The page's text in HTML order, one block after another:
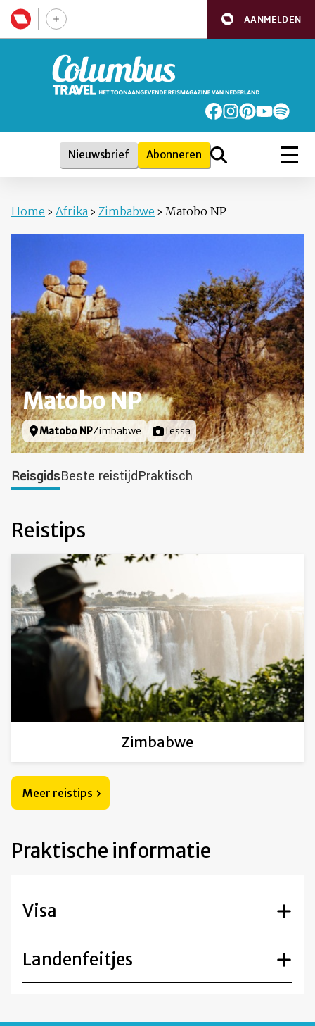
AANMELDEN
Nieuwsbrief Abonneren
Home › Afrika › Zimbabwe › Matobo NP
Matobo NP
Locatie
Matobo NPZimbabwe Foto door
Tessa
ReisgidsBeste reistijdPraktisch
Reistips
Zimbabwe
Meer reistips
Praktische informatie
Visa
Landenfeitjes